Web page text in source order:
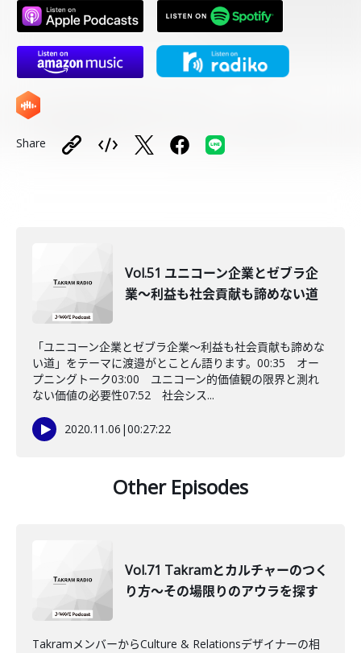
Share
Vol.51 ユニコーン企業とゼブラ企
業～利益も社会貢献も諦めない道
「ユニコーン企業とゼブラ企業～利益も社会貢献も諦めな
い道」をテーマに渡邉がとことん語ります。00:35 オー
プニングトーク03:00 ユニコーン的価値観の限界と測れ
ない価値の必要性07:52 社会シス...
2020.11.06 |00:27:22
Other Episodes
Vol.71 Takramとカルチャーのつく
り方〜その場限りのアウラを探す
TakramメンバーからCulture & Relationsデザイナーの相